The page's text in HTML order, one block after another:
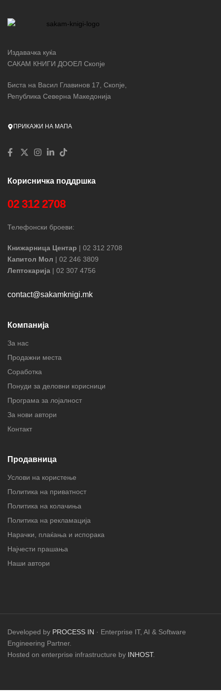
Издавачка куќа
САКАМ КНИГИ ДООЕЛ Скопје
Биста на Васил Главинов 17, Скопје,
Република Северна Македонија
ПРИКАЖИ НА МАПА
Корисничка поддршка
02 312 2708
Телефонски броеви:
Книжарница Центар | 02 312 2708
Капитол Мол | 02 246 3809
Лептокарија | 02 307 4756
contact@sakamknigi.mk
Компанија
За нас
Продажни места
Соработка
Понуди за деловни корисници
Програма за лојалност
За нови автори
Контакт
Продавница
Услови на користење
Политика на приватност
Политика на колачиња
Политика на рекламација
Нарачки, плаќања и испорака
Најчести прашања
Наши автори
Developed by PROCESS IN · Enterprise IT, AI & Software
Engineering Partner.
Hosted on enterprise infrastructure by INHOST.